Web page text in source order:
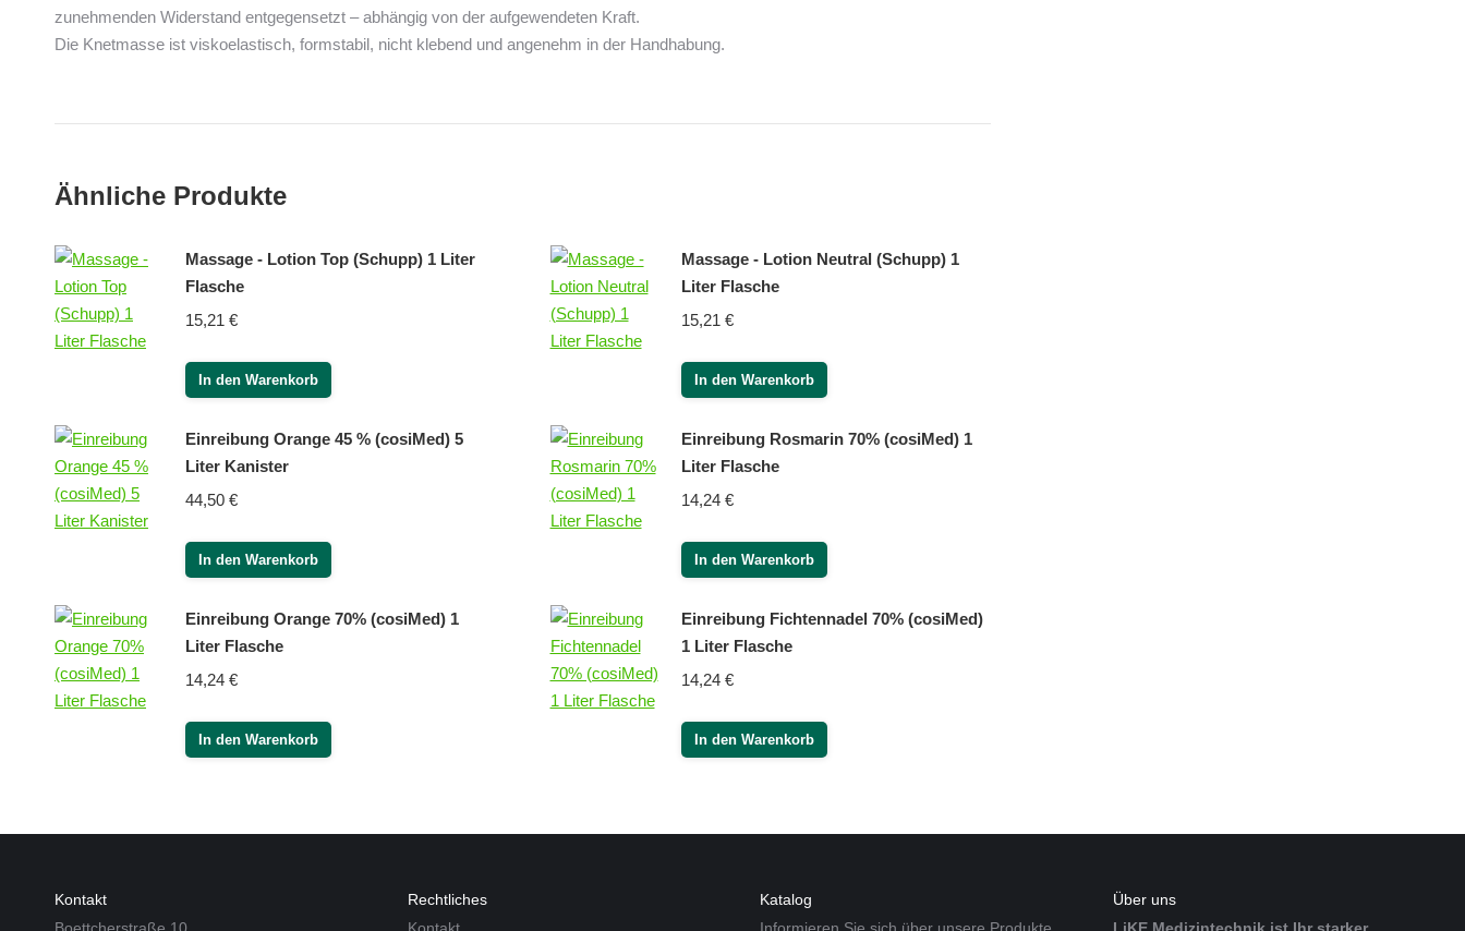
zunehmenden Widerstand entgegensetzt – abhängig von der aufgewendeten Kraft.
Die Knetmasse ist viskoelastisch, formstabil, nicht klebend und angenehm in der Handhabung.
Ähnliche Produkte
Massage - Lotion Top (Schupp) 1 Liter
Flasche
15,21 €
In den Warenkorb
Massage - Lotion Neutral (Schupp) 1
Liter Flasche
15,21 €
In den Warenkorb
Einreibung Orange 45 % (cosiMed) 5
Liter Kanister
44,50 €
In den Warenkorb
Einreibung Rosmarin 70% (cosiMed) 1
Liter Flasche
14,24 €
In den Warenkorb
Einreibung Orange 70% (cosiMed) 1
Liter Flasche
14,24 €
In den Warenkorb
Einreibung Fichtennadel 70% (cosiMed)
1 Liter Flasche
14,24 €
In den Warenkorb
Kontakt
Rechtliches
Katalog
Über uns